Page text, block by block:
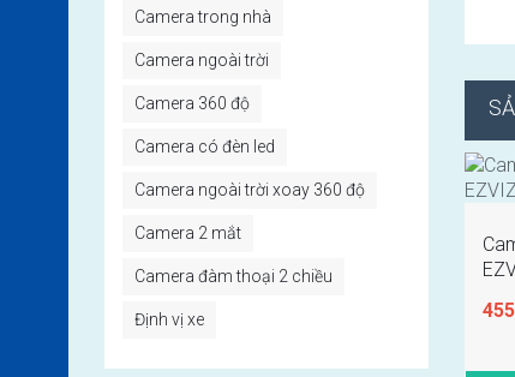
Camera trong nhà
Camera ngoài trời
Camera 360 độ
Camera có đèn led
Camera ngoài trời xoay 360 độ
Camera 2 mắt
Camera đàm thoại 2 chiều
Định vị xe